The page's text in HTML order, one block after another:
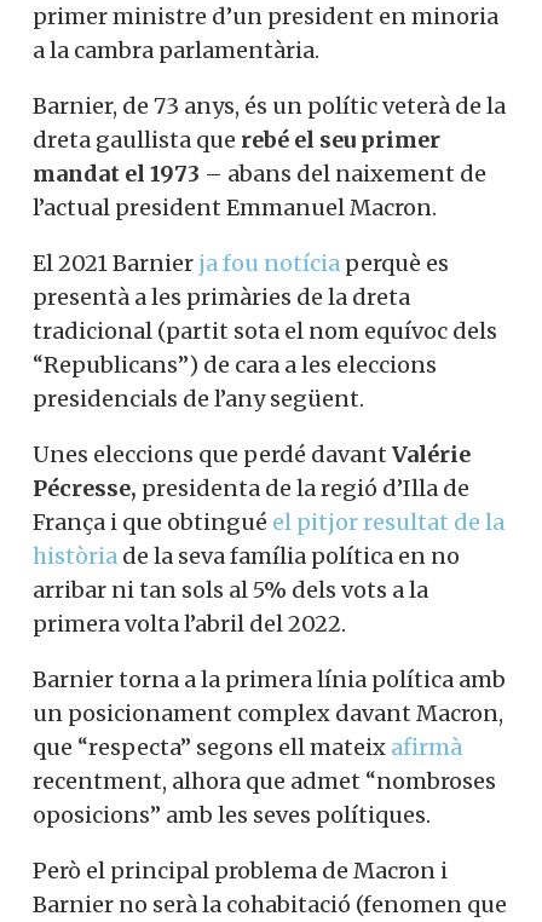
primer ministre d’un president en minoria
a la cambra parlamentària.
Barnier, de 73 anys, és un polític veterà de la
dreta gaullista que rebé el seu primer
mandat el 1973 – abans del naixement de
l’actual president Emmanuel Macron.
El 2021 Barnier ja fou notícia perquè es
presentà a les primàries de la dreta
tradicional (partit sota el nom equívoc dels
“Republicans”) de cara a les eleccions
presidencials de l’any següent.
Unes eleccions que perdé davant Valérie
Pécresse, presidenta de la regió d’Illa de
França i que obtingué el pitjor resultat de la
història de la seva família política en no
arribar ni tan sols al 5% dels vots a la
primera volta l’abril del 2022.
Barnier torna a la primera línia política amb
un posicionament complex davant Macron,
que “respecta” segons ell mateix afirmà
recentment, alhora que admet “nombroses
oposicions” amb les seves polítiques.
Però el principal problema de Macron i
Barnier no serà la cohabitació (fenomen que